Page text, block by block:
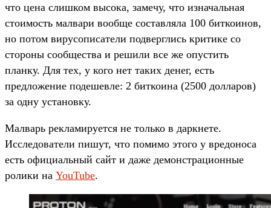
что цена слишком высока, замечу, что изначальная
стоимость малвари вообще составляла 100 биткоинов,
но потом вирусописатели подверглись критике со
стороны сообщества и решили все же опустить
планку. Для тех, у кого нет таких денег, есть
предложение подешевле: 2 биткоина (2500 долларов)
за одну установку.
Малварь рекламируется не только в даркнете.
Исследователи пишут, что помимо этого у вредоноса
есть официальный сайт и даже демонстрационные
ролики на YouTube.